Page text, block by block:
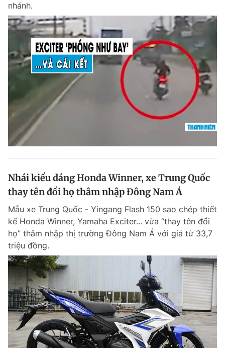
nhánh.
Nhái kiểu dáng Honda Winner, xe Trung Quốc
thay tên đổi họ thâm nhập Đông Nam Á
Mẫu xe Trung Quốc - Yingang Flash 150 sao chép thiết
kế Honda Winner, Yamaha Exciter... vừa “thay tên đổi
họ” thâm nhập thị trường Đông Nam Á với giá từ 33,7
triệu đồng.